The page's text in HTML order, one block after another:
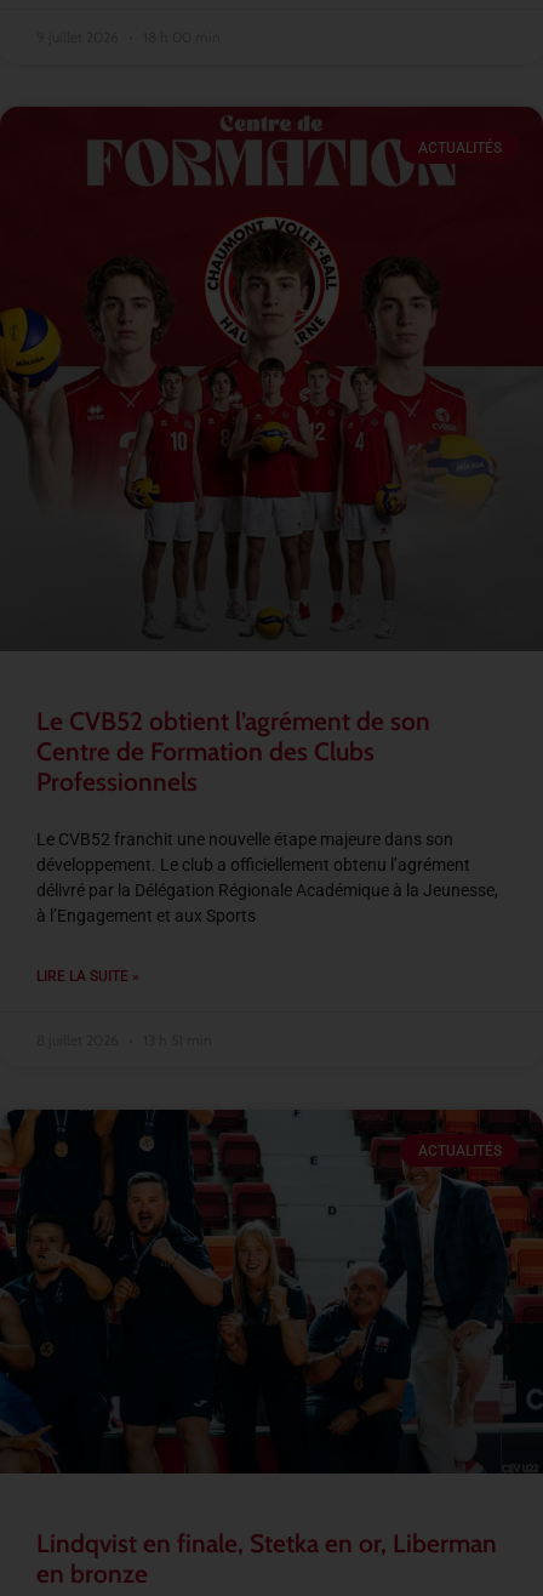
ACTUALITÉS
Le CVB52 obtient l’agrément de son
Centre de Formation des Clubs
Professionnels
Le CVB52 franchit une nouvelle étape majeure dans son
développement. Le club a officiellement obtenu l’agrément
délivré par la Délégation Régionale Académique à la Jeunesse,
à l’Engagement et aux Sports
LIRE LA SUITE »
ACTUALITÉS
Lindqvist en finale, Stetka en or, Liberman
en bronze